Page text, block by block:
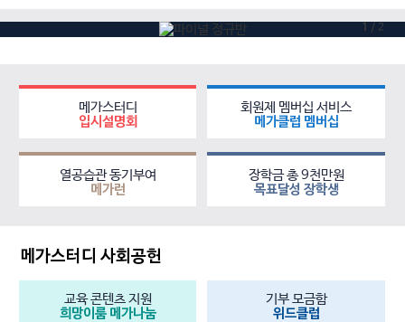
1 / 2
메가스터디
입시설명회
회원제 멤버십 서비스
메가클럽 멤버십
열공습관 동기부여
메가런
장학금 총 9천만원
목표달성 장학생
메가스터디 사회공헌
교육 콘텐츠 지원
희망이룸 메가나눔
기부 모금함
위드클럽